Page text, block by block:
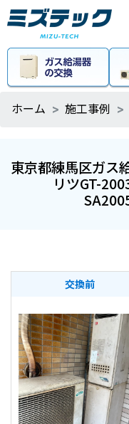
ホーム 施工事例
東京都練馬区ガス
リツGT-
交換前